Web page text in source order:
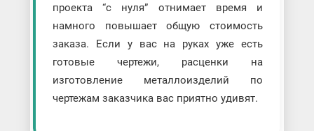
проекта “с нуля” отнимает время и
намного повышает общую стоимость
заказа. Если у вас на руках уже есть
готовые чертежи, расценки на
изготовление металлоизделий по
чертежам заказчика вас приятно удивят.